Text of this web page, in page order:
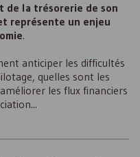
de la trésorerie de son
représente un enjeu
.
anticiper les difficultés
quelles sont les
les flux financiers